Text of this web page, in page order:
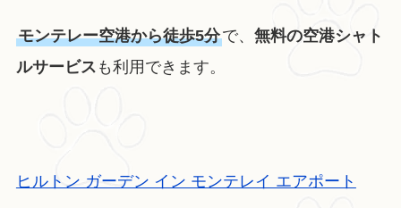
モンテレー空港から徒歩5分で、 無料の空港シャト
ルサービス も利用できます。
ヒルトン ガーデン イン モンテレイ エアポート